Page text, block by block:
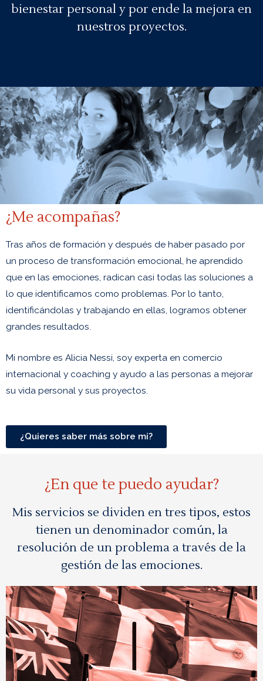
bienestar personal y por ende la mejora en
nuestros proyectos.
¿Me acompañas?
Tras años de formación y después de haber pasado por
un proceso de transformación emocional, he aprendido
que en las emociones, radican casi todas las soluciones a
lo que identificamos como problemas. Por lo tanto,
identificándolas y trabajando en ellas, logramos obtener
grandes resultados.
Mi nombre es Alicia Nessi, soy experta en comercio
internacional y coaching y ayudo a las personas a mejorar
su vida personal y sus proyectos.
¿Quieres saber más sobre mi?
¿En que te puedo ayudar?
Mis servicios se dividen en tres tipos, estos
tienen un denominador común, la
resolución de un problema a través de la
gestión de las emociones.